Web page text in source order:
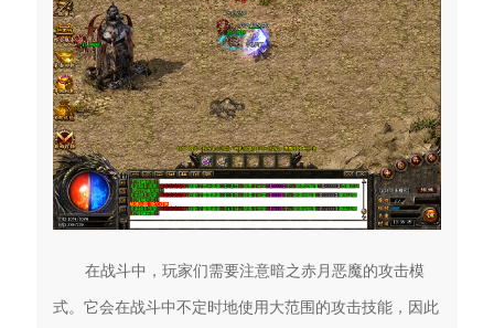
在战斗中，玩家们需要注意暗之赤月恶魔的攻击模
式。它会在战斗中不定时地使用大范围的攻击技能，因此